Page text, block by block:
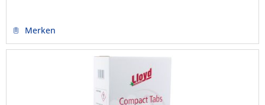
Merken